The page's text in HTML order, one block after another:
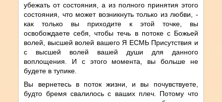
убежать от состояния, а из полного принятия этого
состояния, что может возникнуть только из любви, -
как только вы приходите к этой точке, вы
освобождаете себя, чтобы течь в потоке с Божьей
волей, высшей волей вашего Я ЕСМЬ Присутствия и
с высшей волей вашей души для данного
воплощения. И с этого момента, вы больше не
будете в тупике.
Вы вернетесь в поток жизни, и вы почувствуете,
будто бремя свалилось с ваших плеч. Потому что